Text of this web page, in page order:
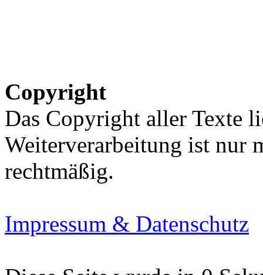
Copyright
Das Copyright aller Texte
Weiterverarbeitung ist nur
rechtmäßig.
Impressum & Datenschutz